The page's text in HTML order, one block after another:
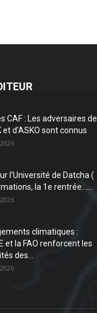
CAF : Les adversaires de
et d’ASKO sont connus
l’Université de Datcha (
la 1e rentrée…...
climatiques :
et la FAO renforcent les
des...